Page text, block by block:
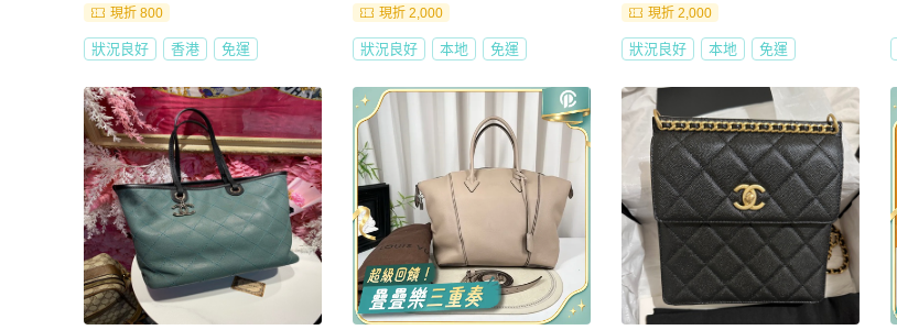
現折 800
狀況良好 香港 免運
現折 2,000
狀況良好 本地 免運
現折 2,000
狀況良好 本地 免運